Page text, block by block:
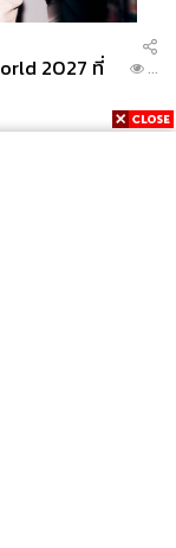
2027 ที่
...